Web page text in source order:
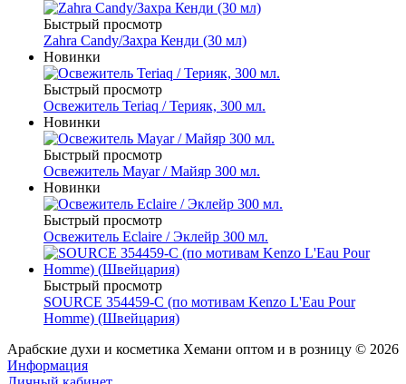
Быстрый просмотр
Zahra Candy/Захра Кенди (30 мл)
Новинки
Быстрый просмотр
Освежитель Teriaq / Терияк, 300 мл.
Новинки
Быстрый просмотр
Освежитель Mayar / Майяр 300 мл.
Новинки
Быстрый просмотр
Освежитель Eclaire / Эклейр 300 мл.
Быстрый просмотр
SOURCE 354459-C (по мотивам Kenzo L'Eau Pour
Homme) (Швейцария)
Арабские духи и косметика Хемани оптом и в розницу © 2026
Информация